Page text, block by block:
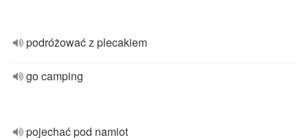
podróżować z plecakiem
go camping
pojechać pod namiot